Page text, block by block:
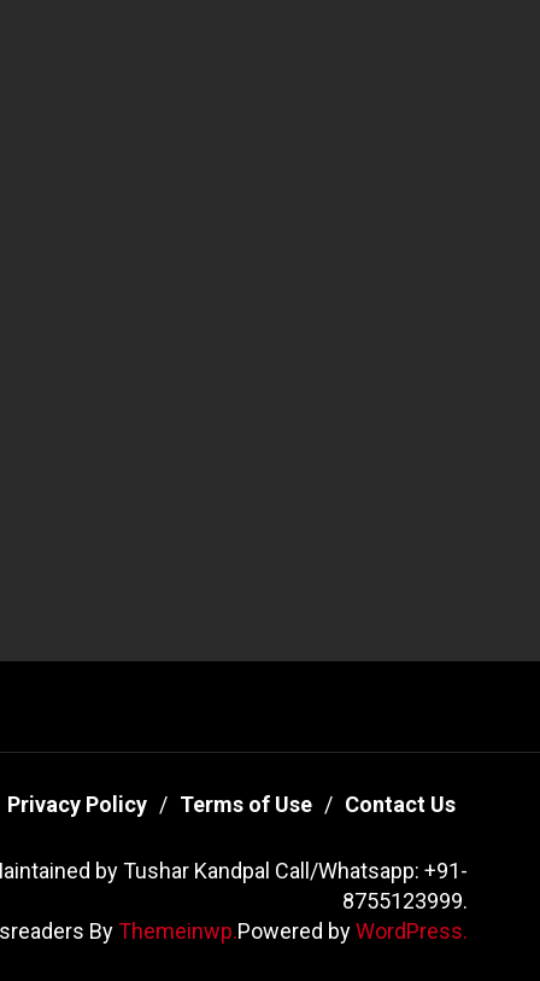
Privacy Policy Terms of Use Contact Us
by Tushar Kandpal Call/Whatsapp: +91-
8755123999.
By Themeinwp.Powered byWordPress.